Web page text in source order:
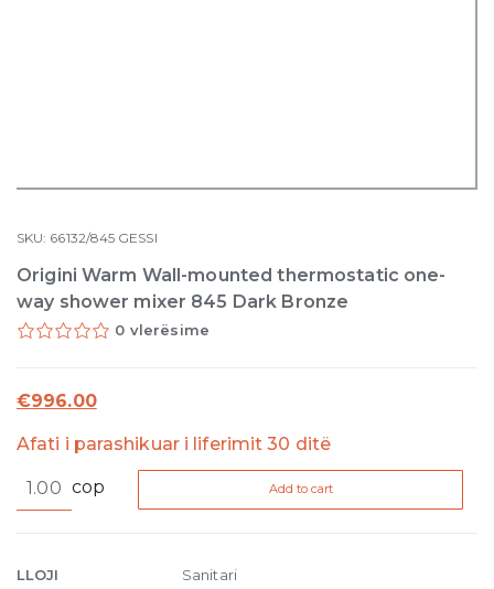
SKU: 66132/845 GESSI
Origini Warm Wall-mounted thermostatic one-
way shower mixer 845 Dark Bronze
0 vlerësime
€996.00
Afati i parashikuar i liferimit 30 ditë
Warm
thermostatic
cop Add to cart
LLOJI Sanitari